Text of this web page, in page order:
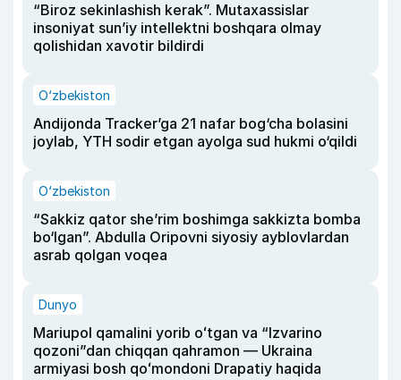
“Biroz sekinlashish kerak”. Mutaxassislar
insoniyat sun’iy intellektni boshqara olmay
qolishidan xavotir bildirdi
O‘zbekiston
Andijonda Tracker’ga 21 nafar bog‘cha bolasini
joylab, YTH sodir etgan ayolga sud hukmi o‘qildi
O‘zbekiston
“Sakkiz qator she’rim boshimga sakkizta bomba
bo‘lgan”. Abdulla Oripovni siyosiy ayblovlardan
asrab qolgan voqea
Dunyo
Mariupol qamalini yorib oʻtgan va “Izvarino
qozoni”dan chiqqan qahramon — Ukraina
armiyasi bosh qoʻmondoni Drapatiy haqida